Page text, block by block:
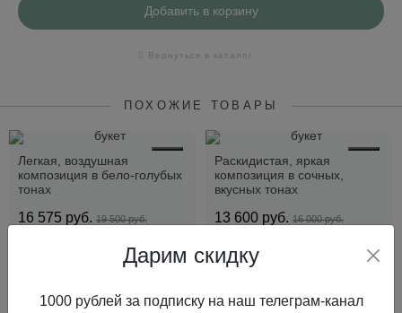
Добавить в корзину
Вернуться в каталог
ПОХОЖИЕ ТОВАРЫ
Легкая, воздушная
композиция в бело-голубых
тонах
16 575 руб. 19 500 руб.
Купить в 1 клик
Раскидистая, яркая
композиция в сочных,
вкусных тонах
13 600 руб. 16 000 руб.
Купить в 1 клик
Дарим скидку
1000 рублей за подписку на наш телеграм-канал